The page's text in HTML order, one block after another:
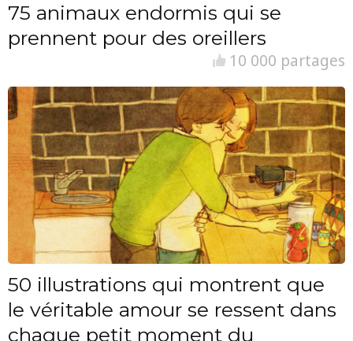
75 animaux endormis qui se
prennent pour des oreillers
10 000 partages
50 illustrations qui montrent que
le véritable amour se ressent dans
chaque petit moment du